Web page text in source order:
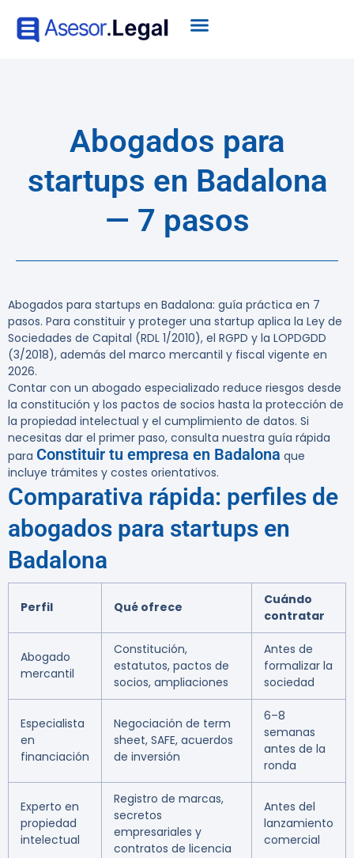
Abogados para
startups en Badalona
— 7 pasos
Abogados para startups en Badalona: guía práctica en 7
pasos. Para constituir y proteger una startup aplica la Ley de
Sociedades de Capital (RDL 1/2010), el RGPD y la LOPDGDD
(3/2018), además del marco mercantil y fiscal vigente en
2026.
Contar con un abogado especializado reduce riesgos desde
la constitución y los pactos de socios hasta la protección de
la propiedad intelectual y el cumplimiento de datos. Si
necesitas dar el primer paso, consulta nuestra guía rápida
para Constituir tu empresa en Badalona que
incluye trámites y costes orientativos.
Comparativa rápida: perfiles de
abogados para startups en
Badalona
Perfil Qué ofrece
Cuándo
contratar
Abogado
mercantil
Constitución,
estatutos, pactos de
socios, ampliaciones
Antes de
formalizar la
sociedad
Especialista
en
financiación
Negociación de term
sheet, SAFE, acuerdos
de inversión
6–8
semanas
antes de la
ronda
Experto en
propiedad
intelectual
Registro de marcas,
secretos
empresariales y
contratos de licencia
Antes del
lanzamiento
comercial